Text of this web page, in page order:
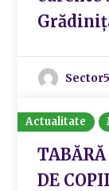
Actualitate
TABĂRĂ
DE